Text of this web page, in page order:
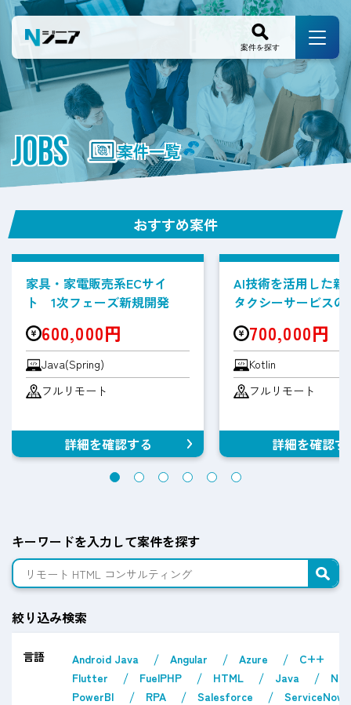
JOBS 案件一覧
おすすめ案件
家具・家電販売系ECサイ
ト 1次フェーズ新規開発
600,000円
Java(Spring)
フルリモート
詳細を確認する
AI技術を活用した新
タクシーサービスの
案件700,000円
Kotlin
フルリモート
詳細を確認す
キーワードを入力して案件を探す
絞り込み検索
言語 Android Java Angular Azure
C++
Flutter
FuelPHP HTML Java
PowerBI
RPA Salesforce
ServiceNow